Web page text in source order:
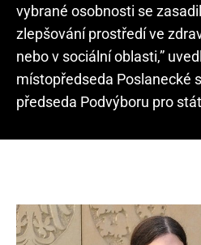
vybrané osobnosti se
zlepšování prostředí ve
nebo v sociální oblasti,”
místopředseda Poslanecké
předseda Podvýboru pro